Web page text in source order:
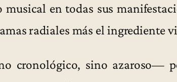
musical en todas sus
radiales más el ingrediente
cronológico, sino azaroso—